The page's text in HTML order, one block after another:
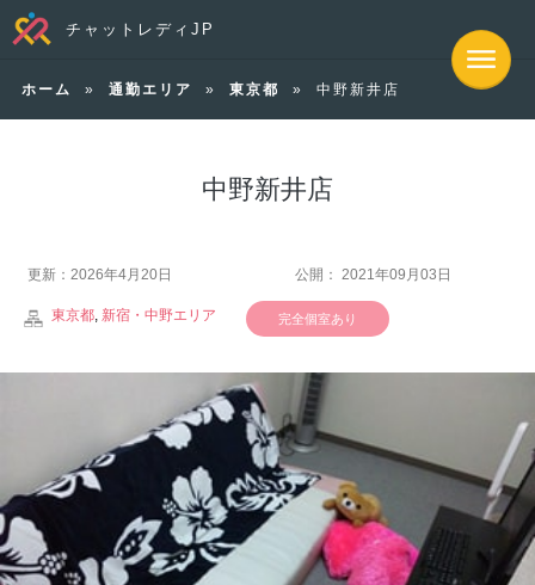
チャットレディJP
ホーム » 通勤エリア » 東京都 » 中野新井店
中野新井店
更新：2026年4月20日 公開： 2021年09月03日
東京都, 新宿・中野エリア 完全個室あり